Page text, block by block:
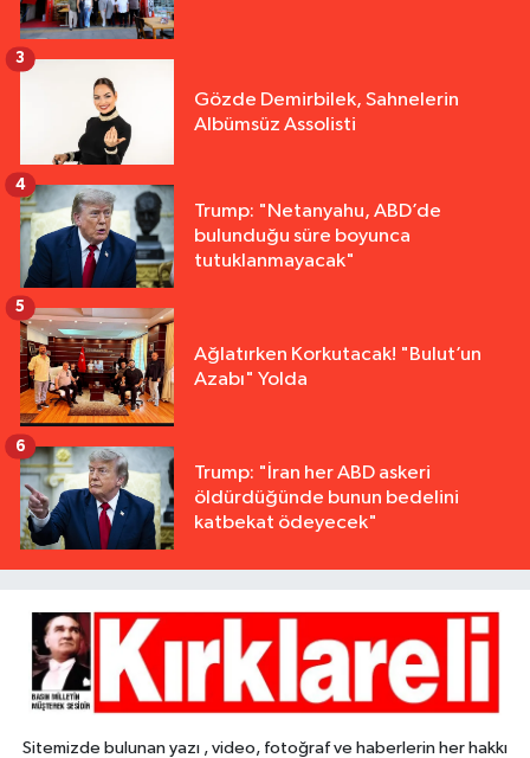
Gözde Demirbilek, Sahnelerin
Albümsüz Assolisti
3
Trump: "Netanyahu, ABD’de
bulunduğu süre boyunca
tutuklanmayacak"
4
Ağlatırken Korkutacak! "Bulut’un
Azabı" Yolda
5
Trump: "İran her ABD askeri
öldürdüğünde bunun bedelini
katbekat ödeyecek"
6
Sitemizde bulunan yazı , video, fotoğraf ve haberlerin her hakkı